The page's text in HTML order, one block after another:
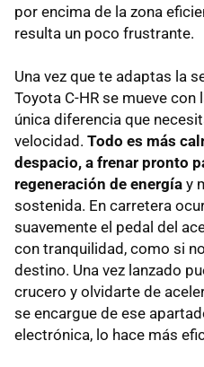
por encima de la zona
resulta un poco frustrante.
Una vez que te adaptas la
Toyota C-HR se mueve
única diferencia que
velocidad. Todo es más
despacio, a frenar pronto
regeneración de energía y
sostenida. En carretera
suavemente el pedal del
con tranquilidad, como si
destino. Una vez lanzado
crucero y olvidarte de
se encargue de ese
electrónica, lo hace más